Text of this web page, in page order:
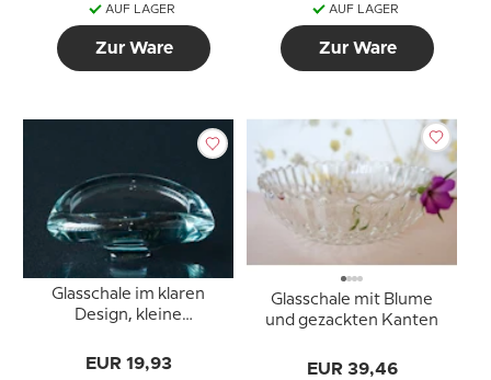
AUF LAGER
Zur Ware
AUF LAGER
Zur Ware
Glasschale im klaren
Design, kleine
EUR 19,93
Glasschale mit Blume
und gezackten Kanten
EUR 39,46